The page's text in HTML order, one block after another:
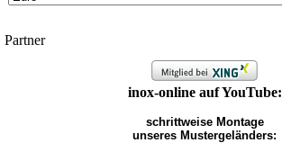
Partner
inox-online auf YouTube:
schrittweise Montage
unseres Mustergeländers: